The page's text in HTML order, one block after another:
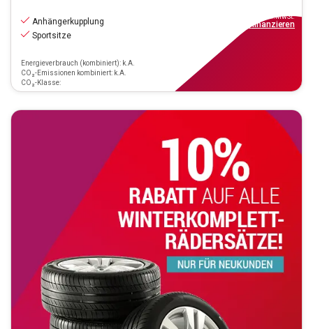
Anhängerkupplung
Sportsitze
Energieverbrauch (kombiniert): k.A.
CO₂-Emissionen kombiniert: k.A.
CO₂-Klasse:
inkl.MwSt.
finanzieren